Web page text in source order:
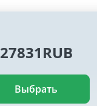
27831RUB
Выбрать